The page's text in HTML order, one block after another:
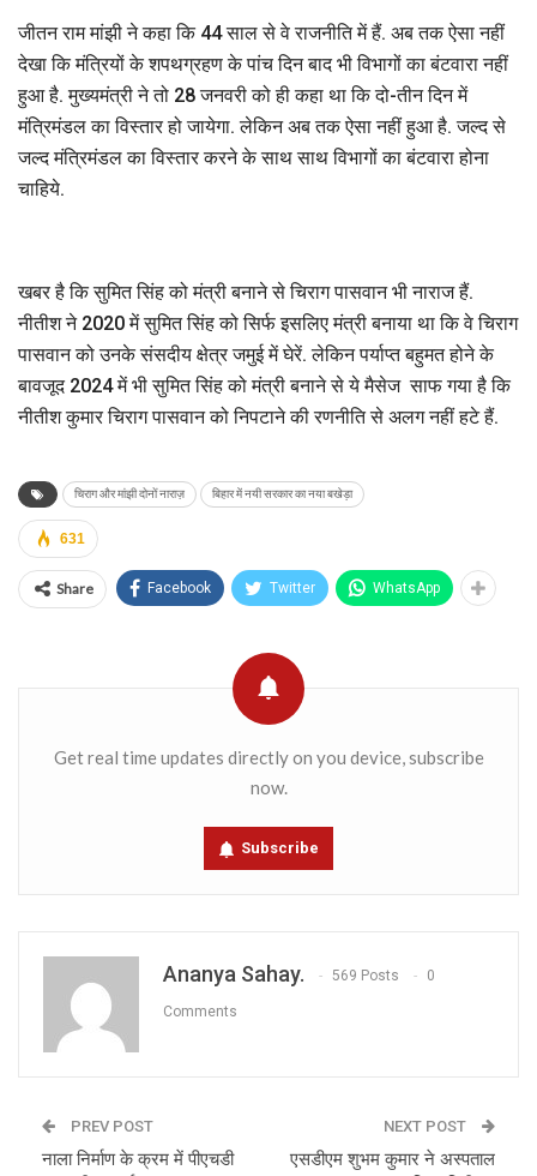
जीतन राम मांझी ने कहा कि 44 साल से वे राजनीति में हैं. अब तक ऐसा नहीं
देखा कि मंत्रियों के शपथग्रहण के पांच दिन बाद भी विभागों का बंटवारा नहीं
हुआ है. मुख्यमंत्री ने तो 28 जनवरी को ही कहा था कि दो-तीन दिन में
मंत्रिमंडल का विस्तार हो जायेगा. लेकिन अब तक ऐसा नहीं हुआ है. जल्द से
जल्द मंत्रिमंडल का विस्तार करने के साथ साथ विभागों का बंटवारा होना
चाहिये.
खबर है कि सुमित सिंह को मंत्री बनाने से चिराग पासवान भी नाराज हैं.
नीतीश ने 2020 में सुमित सिंह को सिर्फ इसलिए मंत्री बनाया था कि वे चिराग
पासवान को उनके संसदीय क्षेत्र जमुई में घेरें. लेकिन पर्याप्त बहुमत होने के
बावजूद 2024 में भी सुमित सिंह को मंत्री बनाने से ये मैसेज साफ गया है कि
नीतीश कुमार चिराग पासवान को निपटाने की रणनीति से अलग नहीं हटे हैं.
चिराग और मांझी दोनों नाराज़ बिहार में नयी सरकार का नया बखेड़ा
631
Share Facebook Twitter WhatsApp
Get real time updates directly on you device, subscribe
now.
Subscribe
Ananya Sahay. 569 Posts 0
Comments
PREV POST
नाला निर्माण के क्रम में पीएचडी
NEXT POST
एसडीएम शुभम कुमार ने अस्पताल